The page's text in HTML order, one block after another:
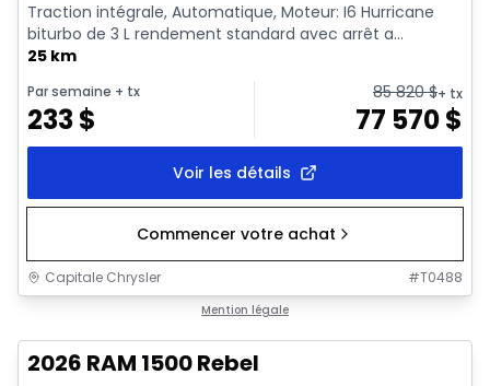
Traction intégrale, Automatique, Moteur: I6 Hurricane
biturbo de 3 L rendement standard avec arrêt a...
25 km
Par semaine + tx
233$
85 820$+ tx
77 570$
Voir les détails
Commencer votre achat
Capitale Chrysler #T0488
Mention légale
2026 RAM 1500 Rebel